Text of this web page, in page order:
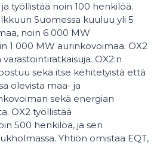
työllistää noin 100 henkilöä.
Suomessa kuuluu yli 5
noin 6 000 MW
1 000 MW aurinkovoimaa. OX2
OX2:n
sekä itse kehitetyistä että
olevista maa- ja
sekä energian
OX2 työllistää
500 henkilöä, ja sen
Yhtiön omistaa EQT,